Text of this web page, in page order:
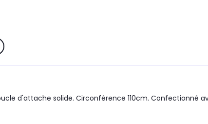
d'attache solide. Circonférence 110cm. Confectionné